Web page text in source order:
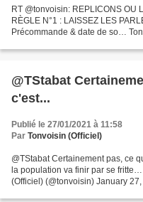
RT @tonvoisin: REPLICONS OU
RÈGLE N°1 : LAISSEZ LES
Précommande & date de so…
@TStabat
c'est...
Publié le 27/01/2021 à 11:58
Par Tonvoisin (Officiel)
@TStabat Certainement pas, ce
la population va finir par se
(Officiel) (@tonvoisin) January